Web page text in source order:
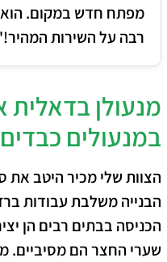
מפתח חדש במקום. הוא
רבה על השירות
מנעולן
במנעולים כבדים
הצוות שלי מכיר היטב את
הבנייה משלבת עבודות
הכניסה בבתים רבים הן
שערי החצר הם מסיביים.